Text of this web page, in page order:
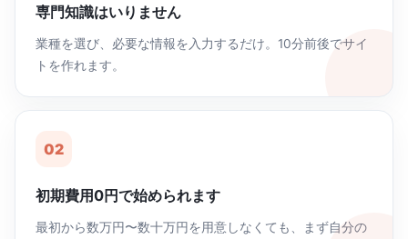
専門知識はいりません
業種を選び、必要な情報を入力するだけ。10分前後でサイ
トを作れます。
02
初期費用0円で始められます
最初から数万円〜数十万円を用意しなくても、まず自分の